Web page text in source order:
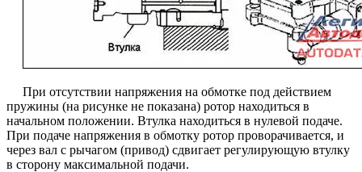
При отсутствии напряжения на обмотке под действием
пружины (на рисунке не показана) ротор находиться в
начальном положении. Втулка находиться в нулевой подаче.
При подаче напряжения в обмотку ротор проворачивается, и
через вал с рычагом (привод) сдвигает регулирующую втулку
в сторону максимальной подачи.